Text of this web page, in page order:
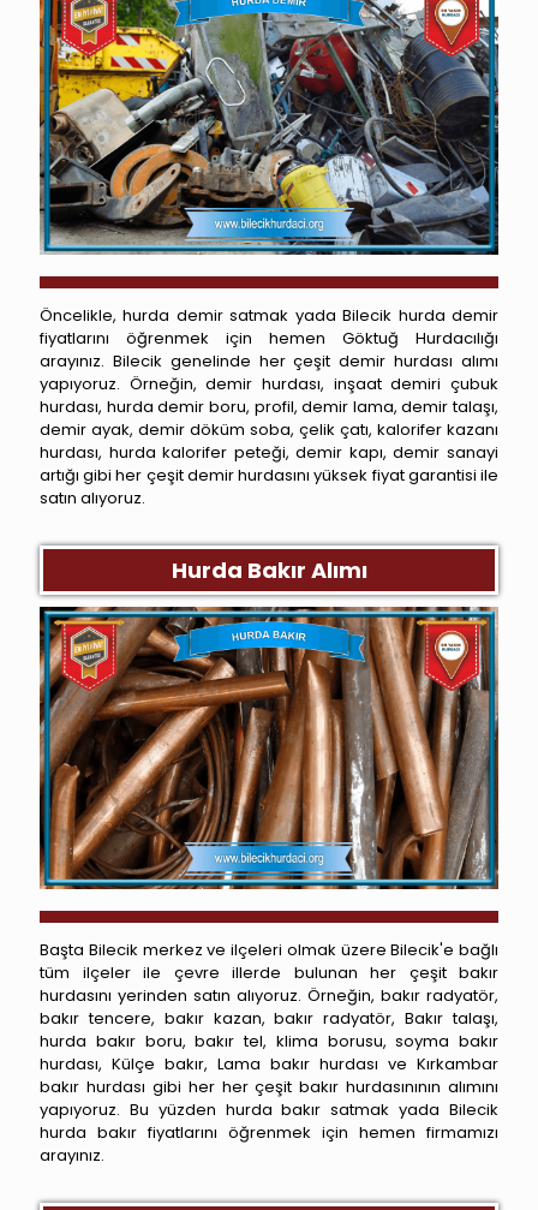
Öncelikle, hurda demir satmak yada Bilecik hurda demir
fiyatlarını öğrenmek için hemen Göktuğ Hurdacılığı
arayınız. Bilecik genelinde her çeşit demir hurdası alımı
yapıyoruz. Örneğin, demir hurdası, inşaat demiri çubuk
hurdası, hurda demir boru, profil, demir lama, demir talaşı,
demir ayak, demir döküm soba, çelik çatı, kalorifer kazanı
hurdası, hurda kalorifer peteği, demir kapı, demir sanayi
artığı gibi her çeşit demir hurdasını yüksek fiyat garantisi ile
satın alıyoruz.
Hurda Bakır Alımı
Başta Bilecik merkez ve ilçeleri olmak üzere Bilecik'e bağlı
tüm ilçeler ile çevre illerde bulunan her çeşit bakır
hurdasını yerinden satın alıyoruz. Örneğin, bakır radyatör,
bakır tencere, bakır kazan, bakır radyatör, Bakır talaşı,
hurda bakır boru, bakır tel, klima borusu, soyma bakır
hurdası, Külçe bakır, Lama bakır hurdası ve Kırkambar
bakır hurdası gibi her her çeşit bakır hurdasınının alımını
yapıyoruz. Bu yüzden hurda bakır satmak yada Bilecik
hurda bakır fiyatlarını öğrenmek için hemen firmamızı
arayınız.